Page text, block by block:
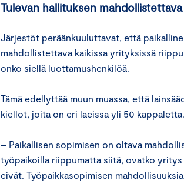
Tulevan hallituksen
Järjestöt peräänkuuluttavat, että
mahdollistettava kaikissa yrityksissä
onko siellä luottamushenkilöä.
Tämä edellyttää muun muassa, että
kiellot, joita on eri laeissa yli 50 kappaletta.
– Paikallisen sopimisen on oltava
työpaikoilla riippumatta siitä, ovatko
eivät. Työpaikkasopimisen